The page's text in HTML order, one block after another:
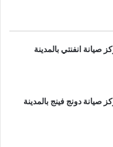
انفنتي بالمدينة
صيانة دونج فينج بالمدينة